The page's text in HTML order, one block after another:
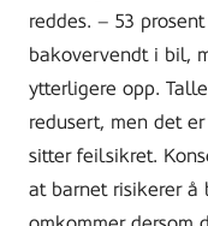
reddes. – 53
bakovervendt i bil,
ytterligere opp.
redusert, men det
sitter feilsikret.
at barnet risikerer